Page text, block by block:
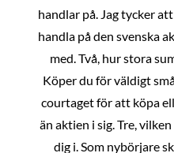
handlar på. Jag tycker
handla på den svenska
med. Två, hur stora
Köper du för väldigt
courtaget för att köpa
än aktien i sig. Tre,
dig i. Som nybörjare